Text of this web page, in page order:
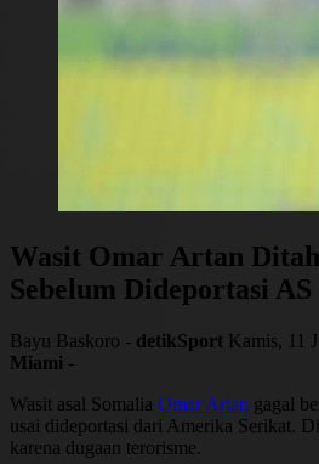
Wasit Omar Artan
Sebelum Dideportasi AS
Bayu Baskoro - detikSport Kamis, 11
Miami -
Wasit asal Somalia Omar Artan gagal
usai dideportasi dari Amerika Serikat.
karena dugaan terorisme.